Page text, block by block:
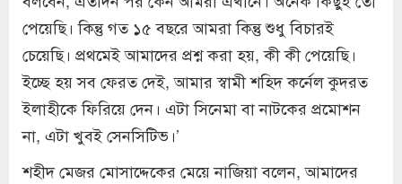
পেয়েছি। কিন্তু গত ১৫ বছরে আমরা কিন্তু শুধু বিচারই
চেয়েছি। প্রথমেই আমাদের প্রশ্ন করা হয়, কী কী পেয়েছি।
ইচ্ছে হয় সব ফেরত দেই, আমার স্বামী শহিদ কর্নেল কুদরত
ইলাহীকে ফিরিয়ে দেন। এটা সিনেমা বা নাটকের প্রমোশন
না, এটা খুবই সেনসিটিভ।’
শহীদ মেজর মোসাদ্দেকের মেয়ে নাজিয়া বলেন, আমাদের